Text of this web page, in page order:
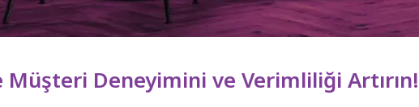
Müşteri Deneyimini ve Verimliliği Artırın!